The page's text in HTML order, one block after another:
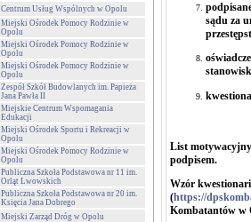
Centrum Usług Wspólnych w Opolu
Miejski Ośrodek Pomocy Rodzinie w
Opolu
Miejski Ośrodek Pomocy Rodzinie w
Opolu
Miejski Ośrodek Pomocy Rodzinie w
Opolu
Zespół Szkół Budowlanych im. Papieża
Jana Pawła II
Miejskie Centrum Wspomagania
Edukacji
Miejski Ośrodek Sportu i Rekreacji w
Opolu
Miejski Ośrodek Pomocy Rodzinie w
Opolu
Publiczna Szkoła Podstawowa nr 11 im.
Orląt Lwowskich
Publiczna Szkoła Podstawowa nr 20 im.
Księcia Jana Dobrego
Miejski Zarząd Dróg w Opolu
sądu za
List
podpisem.
Wzór
(https://
Kombatantów w